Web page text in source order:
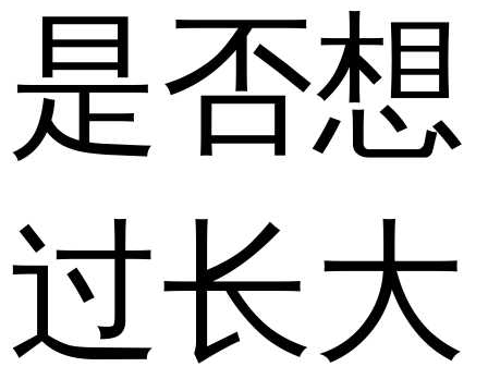
是否想
过长大